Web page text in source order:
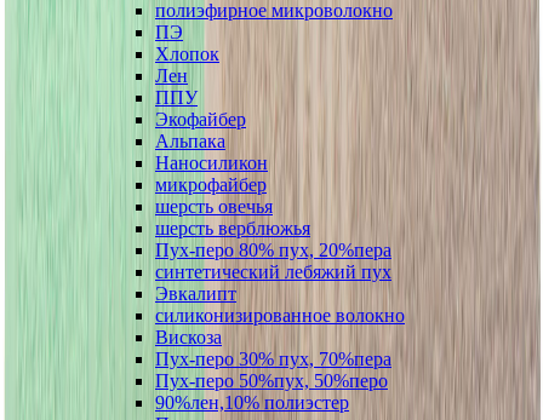
полиэфирное микроволокно
ПЭ
Хлопок
Лен
ППУ
Экофайбер
Альпака
Наносиликон
микрофайбер
шерсть овечья
шерсть верблюжья
Пух-перо 80% пух, 20%пера
синтетический лебяжий пух
Эвкалипт
силиконизированное волокно
Вискоза
Пух-перо 30% пух, 70%пера
Пух-перо 50%пух, 50%перо
90%лен,10% полиэстер